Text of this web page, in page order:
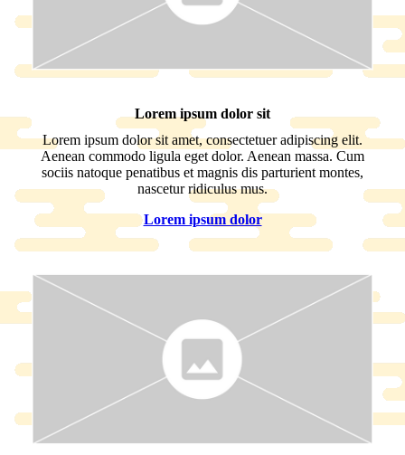
Lorem ipsum dolor sit
Lorem ipsum dolor sit amet, consectetuer adipiscing elit.
Aenean commodo ligula eget dolor. Aenean massa. Cum
sociis natoque penatibus et magnis dis parturient montes,
nascetur ridiculus mus.
Lorem ipsum dolor